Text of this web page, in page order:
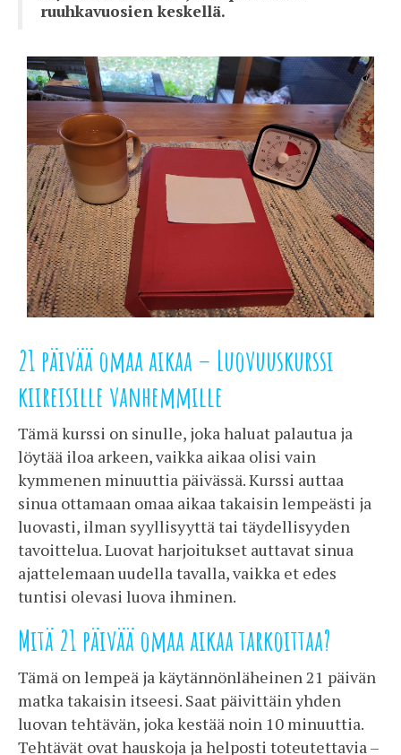
ruuhkavuosien keskellä.
21 päivää omaa aikaa – Luovuuskurssi
kiireisille vanhemmille
Tämä kurssi on sinulle, joka haluat palautua ja
löytää iloa arkeen, vaikka aikaa olisi vain
kymmenen minuuttia päivässä. Kurssi auttaa
sinua ottamaan omaa aikaa takaisin lempeästi ja
luovasti, ilman syyllisyyttä tai täydellisyyden
tavoittelua. Luovat harjoitukset auttavat sinua
ajattelemaan uudella tavalla, vaikka et edes
tuntisi olevasi luova ihminen.
Mitä 21 päivää omaa aikaa tarkoittaa?
Tämä on lempeä ja käytännönläheinen 21 päivän
matka takaisin itseesi. Saat päivittäin yhden
luovan tehtävän, joka kestää noin 10 minuuttia.
Tehtävät ovat hauskoja ja helposti toteutettavia –